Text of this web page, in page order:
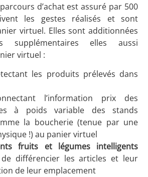
d’achat est assuré par 500
les gestes réalisés et sont
virtuel. Elles sont additionnées
supplémentaires elles aussi
virtuel :
les produits prélevés dans
l’information prix des
à poids variable des stands
la boucherie (tenue par une
!) au panier virtuel
fruits et légumes intelligents
différencier les articles et leur
de leur emplacement